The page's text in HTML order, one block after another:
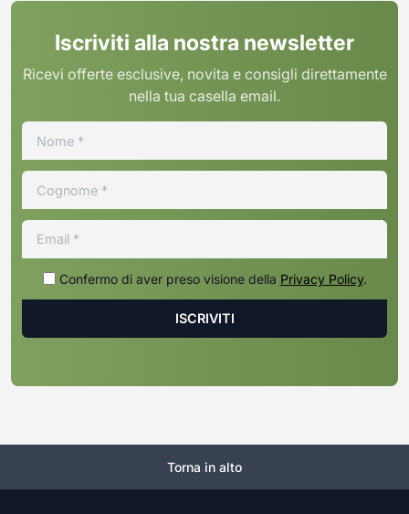
Iscriviti alla nostra newsletter
Ricevi offerte esclusive, novita e consigli direttamente
nella tua casella email.
Confermo di aver preso visione della Privacy Policy.
Torna in alto